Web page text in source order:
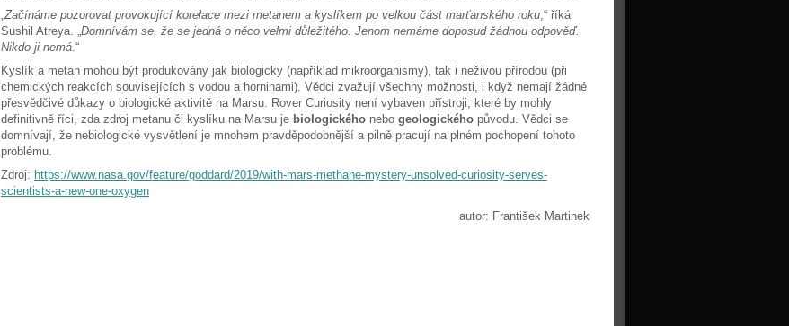
„Začínáme pozorovat provokující korelace mezi metanem a kyslíkem po velkou část marťanského roku,“ říká
Sushil Atreya. „Domnívám se, že se jedná o něco velmi důležitého. Jenom nemáme doposud žádnou odpověď.
Nikdo ji nemá.“
Kyslík a metan mohou být produkovány jak biologicky (například mikroorganismy), tak i neživou přírodou (při
chemických reakcích souvisejících s vodou a horninami). Vědci zvažují všechny možnosti, i když nemají žádné
přesvědčivé důkazy o biologické aktivitě na Marsu. Rover Curiosity není vybaven přístroji, které by mohly
definitivně říci, zda zdroj metanu či kyslíku na Marsu je biologického nebo geologického původu. Vědci se
domnívají, že nebiologické vysvětlení je mnohem pravděpodobnější a pilně pracují na plném pochopení tohoto
problému.
Zdroj: https://www.nasa.gov/feature/goddard/2019/with-mars-methane-mystery-unsolved-curiosity-serves-
scientists-a-new-one-oxygen
autor: František Martinek